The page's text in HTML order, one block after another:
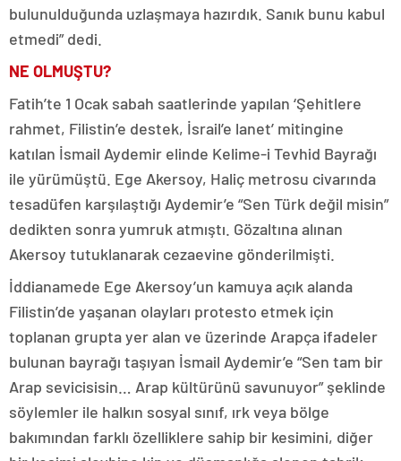
bulunulduğunda uzlaşmaya hazırdık. Sanık bunu kabul
etmedi” dedi.
NE OLMUŞTU?
Fatih’te 1 Ocak sabah saatlerinde yapılan ‘Şehitlere
rahmet, Filistin’e destek, İsrail’e lanet’ mitingine
katılan İsmail Aydemir elinde Kelime-i Tevhid Bayrağı
ile yürümüştü. Ege Akersoy, Haliç metrosu civarında
tesadüfen karşılaştığı Aydemir’e “Sen Türk değil misin”
dedikten sonra yumruk atmıştı. Gözaltına alınan
Akersoy tutuklanarak cezaevine gönderilmişti.
İddianamede Ege Akersoy’un kamuya açık alanda
Filistin’de yaşanan olayları protesto etmek için
toplanan grupta yer alan ve üzerinde Arapça ifadeler
bulunan bayrağı taşıyan İsmail Aydemir’e “Sen tam bir
Arap sevicisisin… Arap kültürünü savunuyor” şeklinde
söylemler ile halkın sosyal sınıf, ırk veya bölge
bakımından farklı özelliklere sahip bir kesimini, diğer